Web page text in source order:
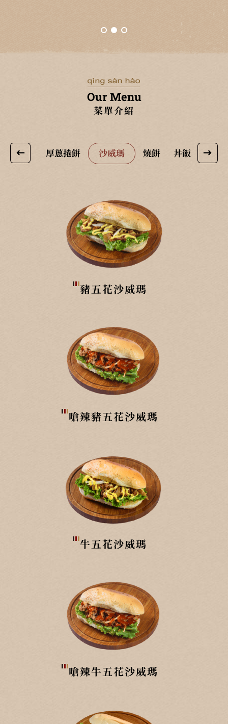
Our Menu
菜單介紹
脆蛋餅 厚蔥捲餅 沙威瑪 燒餅 丼飯 麵食
豬五花沙威瑪
嗆辣豬五花沙威瑪
牛五花沙威瑪
嗆辣牛五花沙威瑪